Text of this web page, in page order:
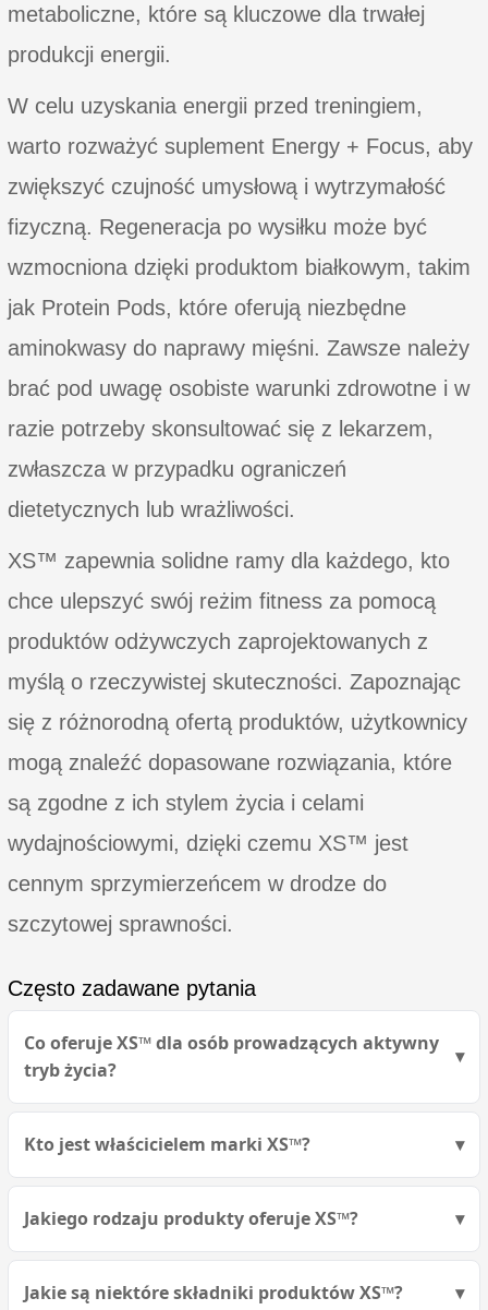
metaboliczne, które są kluczowe dla trwałej
produkcji energii.
W celu uzyskania energii przed treningiem,
warto rozważyć suplement Energy + Focus, aby
zwiększyć czujność umysłową i wytrzymałość
fizyczną. Regeneracja po wysiłku może być
wzmocniona dzięki produktom białkowym, takim
jak Protein Pods, które oferują niezbędne
aminokwasy do naprawy mięśni. Zawsze należy
brać pod uwagę osobiste warunki zdrowotne i w
razie potrzeby skonsultować się z lekarzem,
zwłaszcza w przypadku ograniczeń
dietetycznych lub wrażliwości.
XS™ zapewnia solidne ramy dla każdego, kto
chce ulepszyć swój reżim fitness za pomocą
produktów odżywczych zaprojektowanych z
myślą o rzeczywistej skuteczności. Zapoznając
się z różnorodną ofertą produktów, użytkownicy
mogą znaleźć dopasowane rozwiązania, które
są zgodne z ich stylem życia i celami
wydajnościowymi, dzięki czemu XS™ jest
cennym sprzymierzeńcem w drodze do
szczytowej sprawności.
Często zadawane pytania
Co oferuje XS™ dla osób prowadzących aktywny
tryb życia?
Kto jest właścicielem marki XS™?
Jakiego rodzaju produkty oferuje XS™?
Jakie są niektóre składniki produktów XS™?